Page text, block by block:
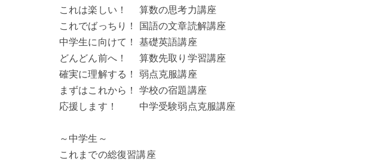
これは楽しい！ 算数の思考力講座
これでばっちり！ 国語の文章読解講座
中学生に向けて！ 基礎英語講座
どんどん前へ！ 算数先取り学習講座
確実に理解する！ 弱点克服講座
まずはこれから！ 学校の宿題講座
応援します！ 中学受験弱点克服講座
～中学生～
これまでの総復習講座